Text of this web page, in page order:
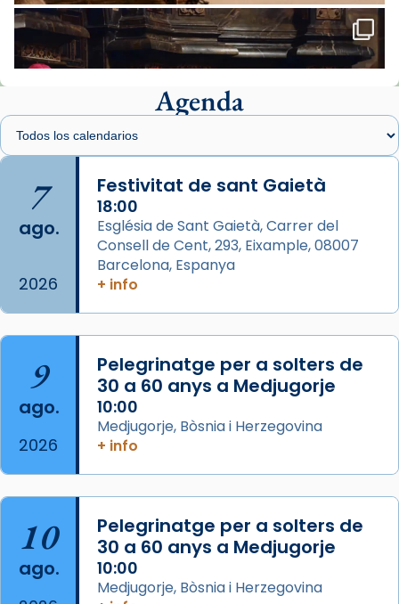
Foto
View on Facebook Share
Arquebisbat de Barcelona
1 week ago
Memòria de les santes Juliana i
Semproniana, verges i màrtirs.
Acompanyant la història de sant Cugat, a
partir de l’Edat Mitjana sorgeix la tradició
que les santes Juliana (“relatiu a Júlia”) i
Semproniana (“relatiu a Semprònia =
eterna”) són deixebles seves. I l’any 1667, el
frare Joan Gaspar Roig, afirma en una obra
que les santes són filles de l’antiga Iluro.
Mataró en reivindicarà les relíq
...Ver más
Foto
View on Facebook · Share
Jaume, fill de Zebedeu, és juntament amb el
seu germà Joan i Pere un dels que
acompanyava més de prop Jesús.
Agenda
7
ago.
2026
Festivitat de sant Gaietà
18:00
Església de Sant Gaietà, Carrer del
Consell de Cent, 293, Eixample, 08007
Barcelona, Espanya
+ info
9
ago.
2026
Pelegrinatge per a solters de
30 a 60 anys a Medjugorje
10:00
Medjugorje, Bòsnia i Herzegovina
+ info
10
ago.
Pelegrinatge per a solters de
30 a 60 anys a Medjugorje
10:00
Medjugorje, Bòsnia i Herzegovina